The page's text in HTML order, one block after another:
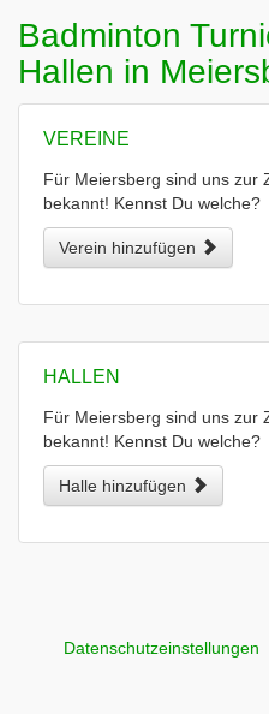
Badminton
Hallen in
VEREINE
Für Meiersberg sind uns zur
bekannt! Kennst Du welche?
Verein hinzufügen
HALLEN
Für Meiersberg sind uns zur
bekannt! Kennst Du welche?
Halle hinzufügen
Datenschutzeinstellungen